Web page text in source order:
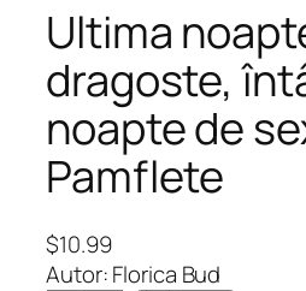
Ultima
dragoste,
noapte de
Pamflete
$10.99
Autor: Florica Bud